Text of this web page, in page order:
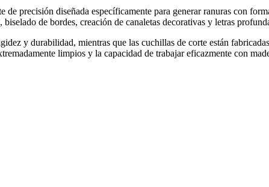
precisión diseñada específicamente para generar ranuras con
de bordes, creación de canaletas decorativas y letras
y durabilidad, mientras que las cuchillas de corte están
limpios y la capacidad de trabajar eficazmente con